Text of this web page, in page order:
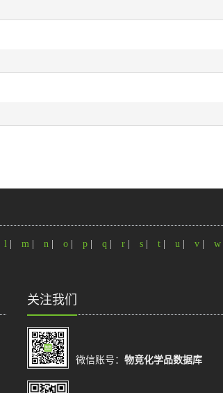
l m n o p q r s t u v w
关注我们
微信账号： 物竞化学品数据库